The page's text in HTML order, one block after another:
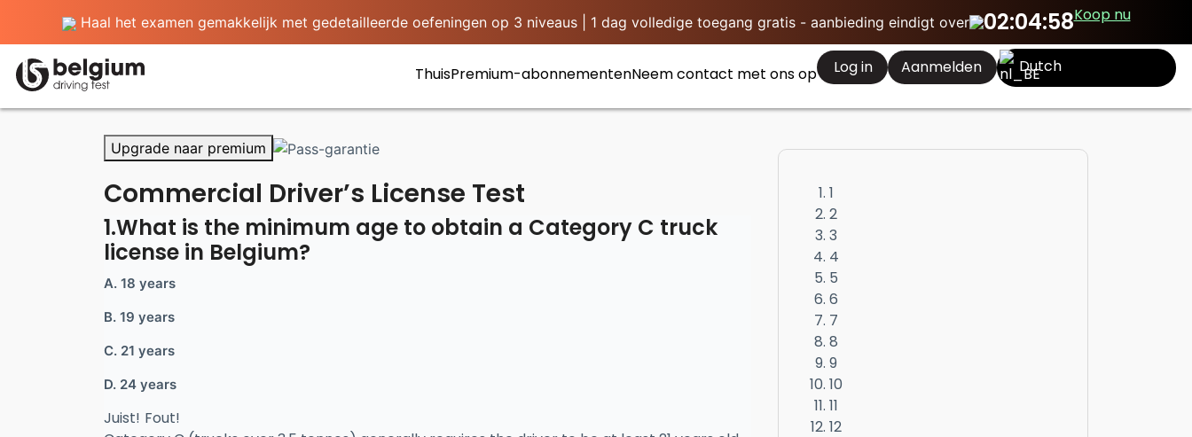
Haal het examen gemakkelijk met gedetailleerde oefeningen op 3 niveaus | 1 dag volledige toegang gratis - aanbieding eindigt over 02:04:57Koop nu
ThuisPremium-abonnementenNeem contact met ons op Log in Aanmelden Dutch
Upgrade naar premium
Commercial Driver’s License Test
1.What is the minimum age to obtain a Category C truck
license in Belgium?
A. 18 years
B. 19 years
C. 21 years
D. 24 years
Juist! Fout!
1
2
3
4
5
6
7
8
9
10
11
12